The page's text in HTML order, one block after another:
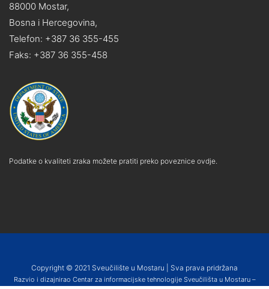
88000 Mostar,
Bosna i Hercegovina,
Telefon: +387 36 355-455
Faks: +387 36 355-458
Podatke o kvaliteti zraka možete pratiti preko poveznice ovdje.
Copyright © 2021 Sveučilište u Mostaru | Sva prava pridržana
Razvio i dizajnirao Centar za informacijske tehnologije Sveučilišta u Mostaru –